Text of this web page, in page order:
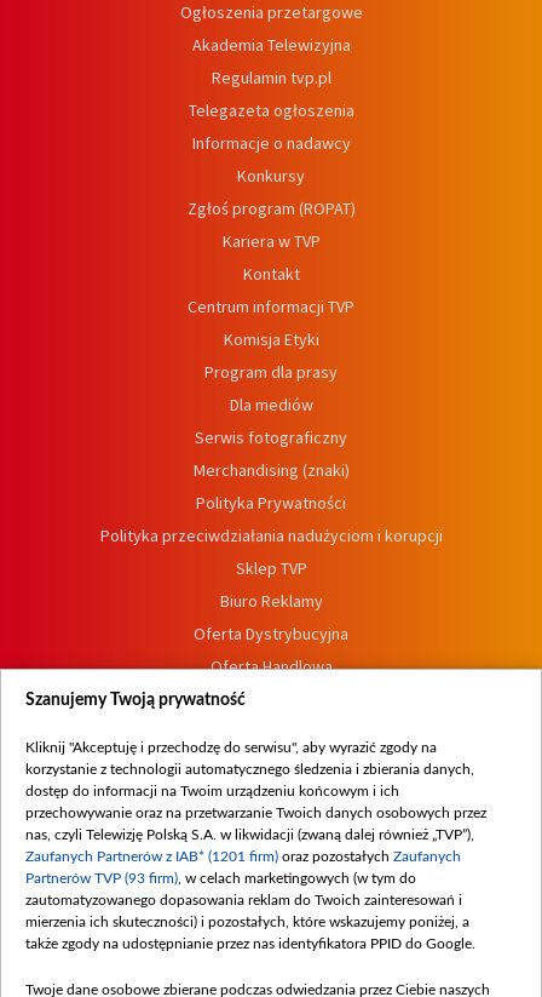
Ogłoszenia przetargowe
Akademia Telewizyjna
Regulamin tvp.pl
Telegazeta ogłoszenia
Informacje o nadawcy
Konkursy
Zgłoś program (ROPAT)
Kariera w TVP
Kontakt
Centrum informacji TVP
Komisja Etyki
Program dla prasy
Dla mediów
Serwis fotograficzny
Merchandising (znaki)
Polityka Prywatności
Polityka przeciwdziałania nadużyciom i korupcji
Sklep TVP
Biuro Reklamy
Oferta Dystrybucyjna
Oferta Handlowa
Dostępność
Procedura zgłoszeń wewnętrznych
Szanujemy Twoją prywatność
Kliknij "Akceptuję i przechodzę do serwisu", aby wyrazić zgody na
korzystanie z technologii automatycznego śledzenia i zbierania danych,
dostęp do informacji na Twoim urządzeniu końcowym i ich
przechowywanie oraz na przetwarzanie Twoich danych osobowych przez
nas, czyli Telewizję Polską S.A. w likwidacji (zwaną dalej również „TVP”),
Zaufanych Partnerów z IAB* (1201 firm) oraz pozostałych Zaufanych
Partnerów TVP (93 firm) , w celach marketingowych (w tym do
zautomatyzowanego dopasowania reklam do Twoich zainteresowań i
mierzenia ich skuteczności) i pozostałych, które wskazujemy poniżej, a
także zgody na udostępnianie przez nas identyfikatora PPID do Google.
Twoje dane osobowe zbierane podczas odwiedzania przez Ciebie naszych